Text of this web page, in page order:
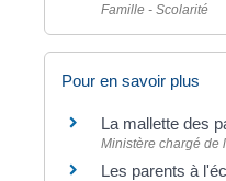
Famille - Scolarité
Pour en savoir plus
La mallette des
Ministère chargé de
Les parents à